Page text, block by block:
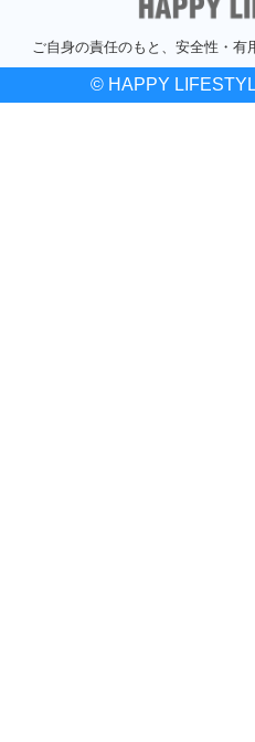
ご自身の責任のもと、安全性・有
© HAPPY